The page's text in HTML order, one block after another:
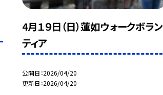
4月１９日（日）蓮如ウォークボラン
ティア
公開日 2026/04/20
更新日 2026/04/20